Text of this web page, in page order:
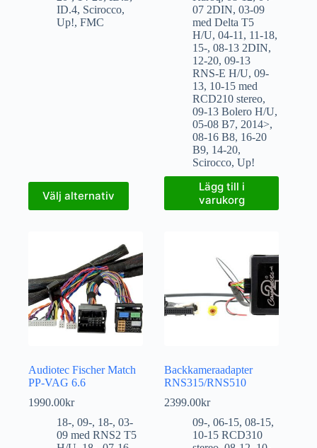
ID.4, Scirocco,
Up!, FMC
Välj alternativ
07 2DIN,03-09
med Delta T5
H/U,04-11 , 11-18,
15-,08-13 2DIN,
12-20,09-13
RNS-E H/U,09-
13, 10-15 med
RCD210 stereo,
09-13 Bolero H/U,
05-08 B7, 2014>,
08-16 B8, 16-20
B9, 14-20,
Scirocco,Up!
Lägg till i
varukorg
Audiotec Fischer Match
PP-VAG 6.6
1990.00kr
18-, 09-, 18-, 03-
09 med RNS2 T5
Backkameraadapter
RNS315/RNS510
2399.00kr
09-,06-15,08-15,
10-15 RCD310